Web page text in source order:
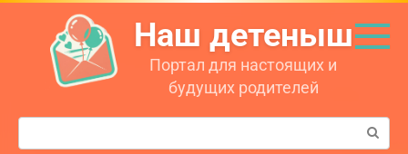
Перейти
контенту
Наш детеныш
Портал для настоящих и
будущих родителей
Поиск: